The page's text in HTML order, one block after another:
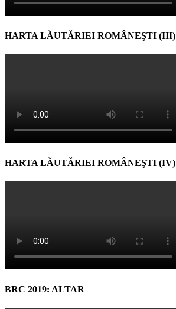
HARTA LĂUTĂRIEI ROMÂNEŞTI (III)
HARTA LĂUTĂRIEI ROMÂNEŞTI (IV)
BRC 2019: ALTAR